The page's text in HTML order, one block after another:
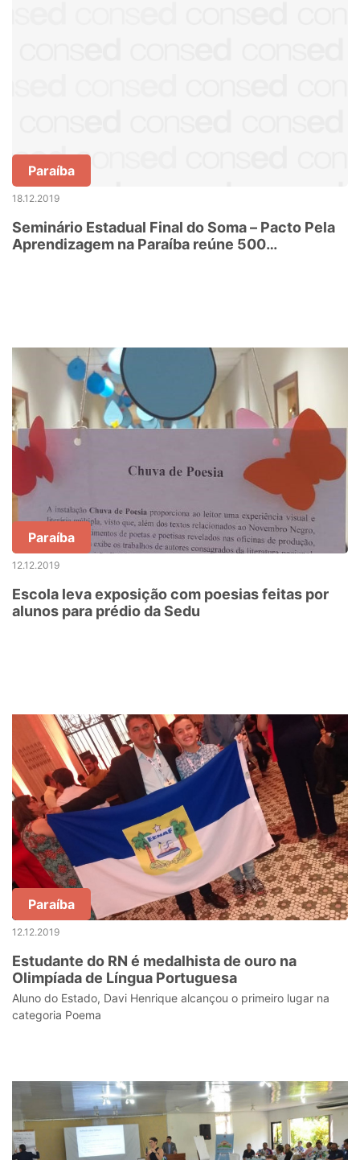
Paraíba
18.12.2019
Seminário Estadual Final do Soma – Pacto Pela
Aprendizagem na Paraíba reúne 500
Paraíba
12.12.2019
Escola leva exposição com poesias feitas por
alunos para prédio da Sedu
Paraíba
12.12.2019
Estudante do RN é medalhista de ouro na
Olimpíada de Língua Portuguesa
Aluno do Estado, Davi Henrique alcançou o primeiro lugar na
categoria Poema